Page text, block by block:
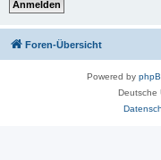
Foren-Übersicht
Powered by
Deutsche